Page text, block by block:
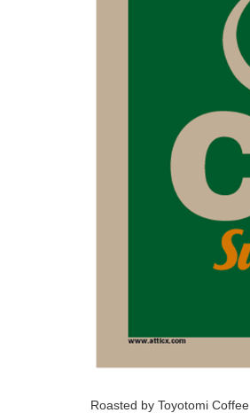
Roasted by Toyotomi Coffee